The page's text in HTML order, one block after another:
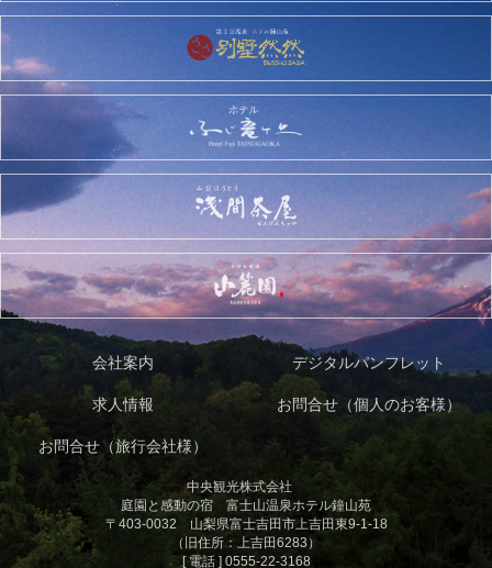
会社案内 デジタルパンフレット
求人情報 お問合せ（個人のお客様）
お問合せ（旅行会社様）
中央観光株式会社
庭園と感動の宿 富士山温泉ホテル鐘山苑
〒403-0032 山梨県富士吉田市上吉田東9-1-18
（旧住所：上吉田6283）
[ 電話 ] 0555-22-3168